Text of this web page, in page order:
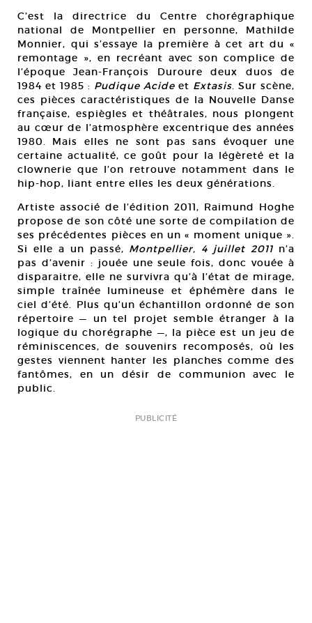
C’est la directrice du Centre chorégraphique
national de Montpellier en personne, Mathilde
Monnier, qui s’essaye la première à cet art du «
remontage », en recréant avec son complice de
l’époque Jean-François Duroure deux duos de
1984 et 1985 : Pudique Acide et Extasis. Sur scène,
ces pièces caractéristiques de la Nouvelle Danse
française, espiègles et théâtrales, nous plongent
au cœur de l’atmosphère excentrique des années
1980. Mais elles ne sont pas sans évoquer une
certaine actualité, ce goût pour la légèreté et la
clownerie que l’on retrouve notamment dans le
hip-hop, liant entre elles les deux générations.
Artiste associé de l’édition 2011, Raimund Hoghe
propose de son côté une sorte de compilation de
ses précédentes pièces en un « moment unique ».
Si elle a un passé, Montpellier, 4 juillet 2011 n’a
pas d’avenir : jouée une seule fois, donc vouée à
disparaitre, elle ne survivra qu’à l’état de mirage,
simple traînée lumineuse et éphémère dans le
ciel d’été. Plus qu’un échantillon ordonné de son
répertoire — un tel projet semble étranger à la
logique du chorégraphe —, la pièce est un jeu de
réminiscences, de souvenirs recomposés, où les
gestes viennent hanter les planches comme des
fantômes, en un désir de communion avec le
public.
PUBLICITÉ